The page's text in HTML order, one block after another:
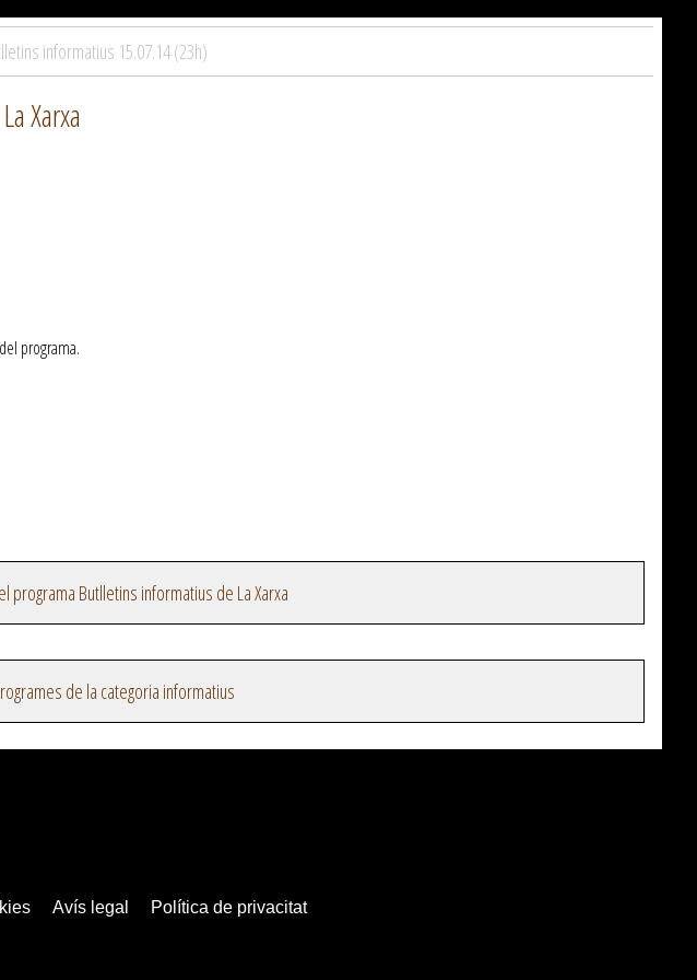
informatius 15.07.14 (23h)
Xarxa
programa.
programa Butlletins informatius de La Xarxa
de la categoria informatius
Avís legal Política de privacitat